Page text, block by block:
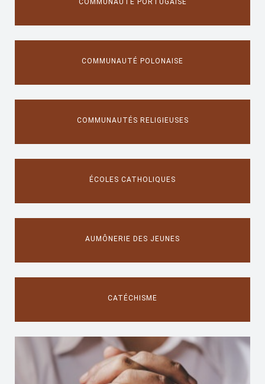
COMMUNAUTÉ POLONAISE
COMMUNAUTÉS RELIGIEUSES
ÉCOLES CATHOLIQUES
AUMÔNERIE DES JEUNES
CATÉCHISME